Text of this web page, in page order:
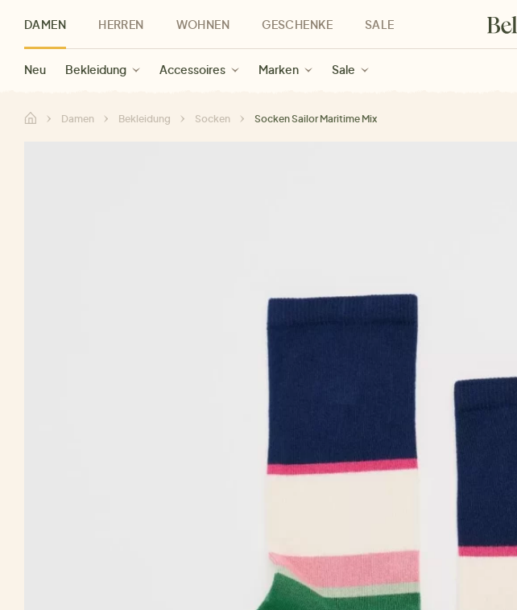
DAMEN
Neu Bekleidung Accessoires Marken Sale
HERREN
Herren Neu Bekleidung Marken Sale
WOHNEN
Kategorien Marken Sale
GESCHENKE
Geschenke für Frauen Geschenke für Männer Geschenke für Kinder
SALE
Sale Damen Sale Herren
Damen Bekleidung Socken Socken Sailor Maritime Mix